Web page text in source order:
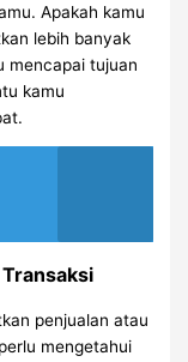
Apakah kamu
lebih banyak
mencapai tujuan
kamu
penjualan atau
mengetahui